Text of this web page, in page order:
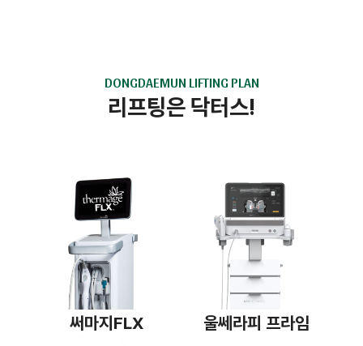
DONGDAEMUN LIFTING PLAN
리프팅은 닥터스!
써마지FLX 울쎄라피 프라임